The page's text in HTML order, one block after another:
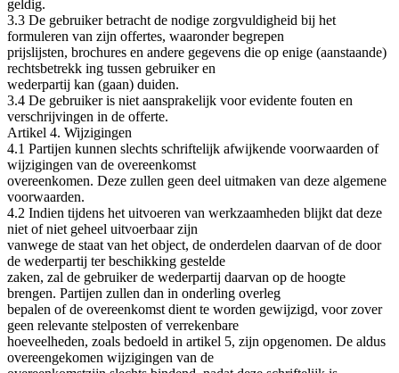
geldig.
3.3 De gebruiker betracht de nodige zorgvuldigheid bij het
formuleren van zijn offertes, waaronder begrepen
prijslijsten, brochures en andere gegevens die op enige (aanstaande)
rechtsbetrekk ing tussen gebruiker en
wederpartij kan (gaan) duiden.
3.4 De gebruiker is niet aansprakelijk voor evidente fouten en
verschrijvingen in de offerte.
Artikel 4. Wijzigingen
4.1 Partijen kunnen slechts schriftelijk afwijkende voorwaarden of
wijzigingen van de overeenkomst
overeenkomen. Deze zullen geen deel uitmaken van deze algemene
voorwaarden.
4.2 Indien tijdens het uitvoeren van werkzaamheden blijkt dat deze
niet of niet geheel uitvoerbaar zijn
vanwege de staat van het object, de onderdelen daarvan of de door
de wederpartij ter beschikking gestelde
zaken, zal de gebruiker de wederpartij daarvan op de hoogte
brengen. Partijen zullen dan in onderling overleg
bepalen of de overeenkomst dient te worden gewijzigd, voor zover
geen relevante stelposten of verrekenbare
hoeveelheden, zoals bedoeld in artikel 5, zijn opgenomen. De aldus
overeengekomen wijzigingen van de